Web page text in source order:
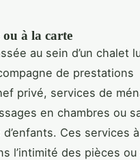
ou à la carte
au sein d’un chalet
de prestations
privé, services de
en chambres ou
Ces services
l’intimité des pièces ou